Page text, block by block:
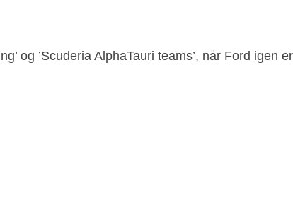
og ’Scuderia AlphaTauri teams’, når Ford igen er